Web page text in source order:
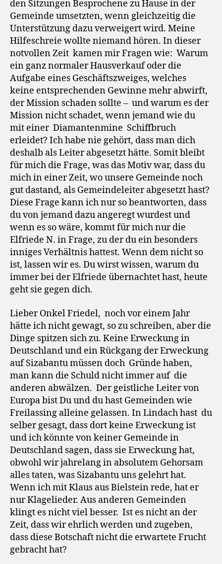
den Sitzungen Besprochene zu Hause in der
Gemeinde umsetzten, wenn gleichzeitig die
Unterstützung dazu verweigert wird. Meine
Hilfeschreie wollte niemand hören. In dieser
notvollen Zeit kamen mir Fragen wie: Warum
ein ganz normaler Hausverkauf oder die
Aufgabe eines Geschäftszweiges, welches
keine entsprechenden Gewinne mehr abwirft,
der Mission schaden sollte – und warum es der
Mission nicht schadet, wenn jemand wie du
mit einer Diamantenmine Schiffbruch
erleidet? Ich habe nie gehört, dass man dich
deshalb als Leiter abgesetzt hätte. Somit bleibt
für mich die Frage, was das Motiv war, dass du
mich in einer Zeit, wo unsere Gemeinde noch
gut dastand, als Gemeindeleiter abgesetzt hast?
Diese Frage kann ich nur so beantworten, dass
du von jemand dazu angeregt wurdest und
wenn es so wäre, kommt für mich nur die
Elfriede N. in Frage, zu der du ein besonders
inniges Verhältnis hattest. Wenn dem nicht so
ist, lassen wir es. Du wirst wissen, warum du
immer bei der Elfriede übernachtet hast, heute
geht sie gegen dich.
Lieber Onkel Friedel, noch vor einem Jahr
hätte ich nicht gewagt, so zu schreiben, aber die
Dinge spitzen sich zu. Keine Erweckung in
Deutschland und ein Rückgang der Erweckung
auf Sizabantu müssen doch Gründe haben,
man kann die Schuld nicht immer auf die
anderen abwälzen. Der geistliche Leiter von
Europa bist Du und du hast Gemeinden wie
Freilassing alleine gelassen. In Lindach hast du
selber gesagt, dass dort keine Erweckung ist
und ich könnte von keiner Gemeinde in
Deutschland sagen, dass sie Erweckung hat,
obwohl wir jahrelang in absolutem Gehorsam
alles taten, was Sizabantu uns gelehrt hat.
Wenn ich mit Klaus aus Bielstein rede, hat er
nur Klagelieder. Aus anderen Gemeinden
klingt es nicht viel besser. Ist es nicht an der
Zeit, dass wir ehrlich werden und zugeben,
dass diese Botschaft nicht die erwartete Frucht
gebracht hat?